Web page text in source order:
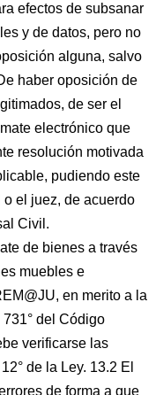
efectos de subsanar
y de datos, pero no
alguna, salvo
haber oposición de
de ser el
electrónico que
resolución motivada
pudiendo este
el juez, de acuerdo
Civil.
de bienes a través
muebles e
en merito a la
del Código
verificarse las
de la Ley. 13.2 El
de forma a que